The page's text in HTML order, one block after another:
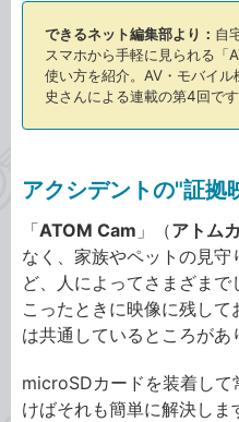
できるネット編集部より： 自
スマホから手軽に見られる
使い方を紹介。AV・モバイ
史さんによる連載の第4回です
アクシデントの"証拠
「ATOM Cam 」（アトム
なく、家族やペットの見
ど、人によってさまざま
こったときに映像に残し
は共通しているところがあ
microSDカードを装着して
けばそれも簡単に解決し